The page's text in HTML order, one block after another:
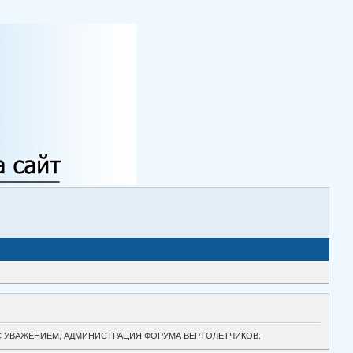
УВАЖЕНИЕМ, АДМИНИСТРАЦИЯ ФОРУМА ВЕРТОЛЕТЧИКОВ.